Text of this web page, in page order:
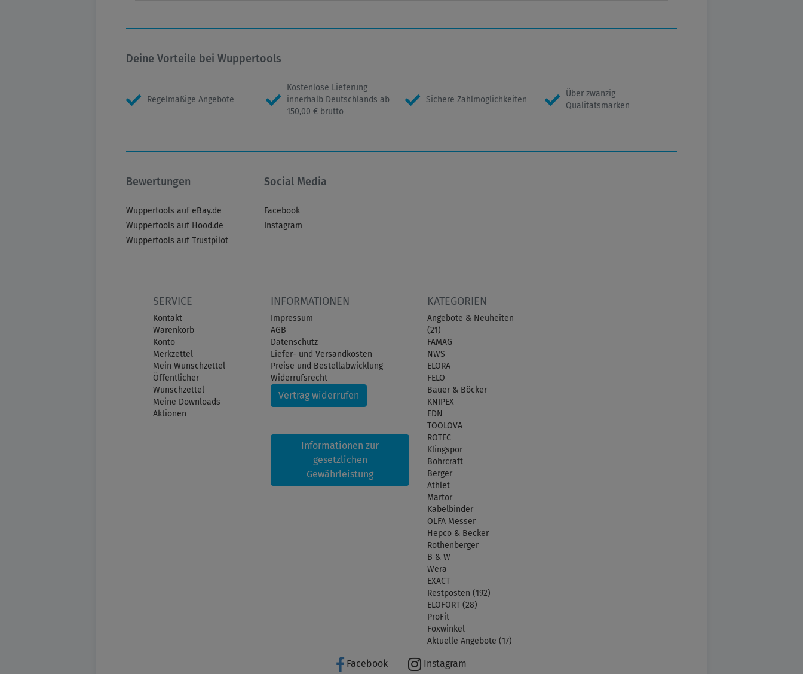
Deine Vorteile bei Wuppertools
Regelmäßige Angebote
Kostenlose Lieferung
innerhalb Deutschlands ab
150,00 € brutto
Sichere Zahlmöglichkeiten
Über zwanzig
Qualitätsmarken
Bewertungen
Wuppertools auf eBay.de
Wuppertools auf Hood.de
Wuppertools auf Trustpilot
Social Media
Facebook
Instagram
SERVICE
Kontakt
Warenkorb
Konto
Merkzettel
Mein Wunschzettel
Öffentlicher
Wunschzettel
Meine Downloads
Aktionen
INFORMATIONEN
Impressum
AGB
Datenschutz
Liefer- und Versandkosten
Preise und Bestellabwicklung
Widerrufsrecht
Vertrag widerrufen
Informationen zur
gesetzlichen
Gewährleistung
KATEGORIEN
Angebote & Neuheiten
(21)
FAMAG
NWS
ELORA
FELO
Bauer & Böcker
KNIPEX
EDN
TOOLOVA
ROTEC
Klingspor
Bohrcraft
Berger
Athlet
Martor
Kabelbinder
OLFA Messer
Hepco & Becker
Rothenberger
B & W
Wera
EXACT
Restposten (192)
ELOFORT (28)
ProFit
Foxwinkel
Aktuelle Angebote (17)
Facebook Instagram